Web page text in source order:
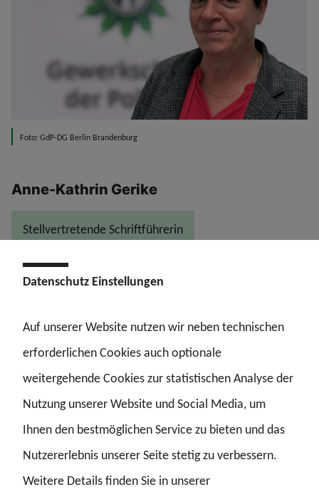
Foto: GdP-DG Berlin Brandenburg
Anne-Kathrin Gerike
Stellvertretende Schriftführerin
E-Mail
Datenschutz Einstellungen
Auf unserer Website nutzen wir neben technischen
erforderlichen Cookies auch optionale
weitergehende Cookies zur statistischen Analyse der
Nutzung unserer Website und Social Media, um
Ihnen den bestmöglichen Service zu bieten und das
Nutzererlebnis unserer Seite stetig zu verbessern.
Weitere Details finden Sie in unserer